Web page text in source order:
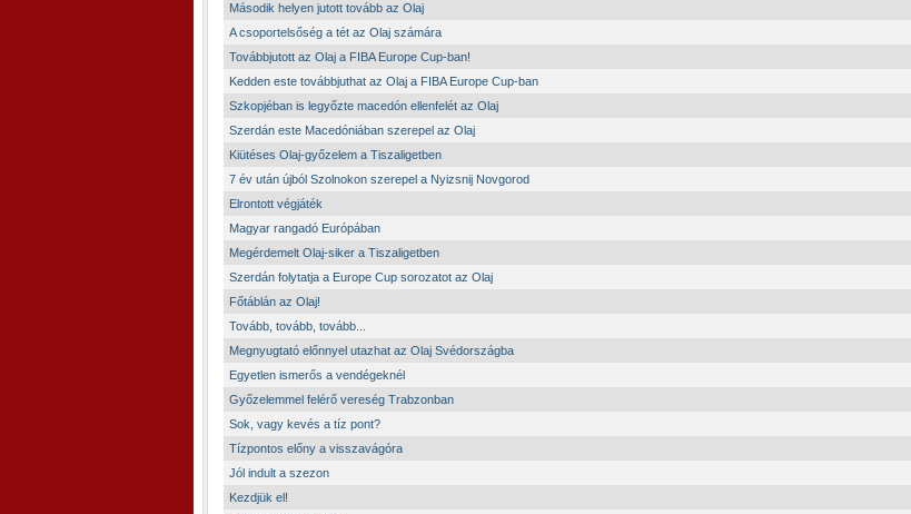
Második helyen jutott tovább az Olaj
A csoportelsőség a tét az Olaj számára
Továbbjutott az Olaj a FIBA Europe Cup-ban!
Kedden este továbbjuthat az Olaj a FIBA Europe Cup-ban
Szkopjéban is legyőzte macedón ellenfelét az Olaj
Szerdán este Macedóniában szerepel az Olaj
Kiütéses Olaj-győzelem a Tiszaligetben
7 év után újból Szolnokon szerepel a Nyizsnij Novgorod
Elrontott végjáték
Magyar rangadó Európában
Megérdemelt Olaj-siker a Tiszaligetben
Szerdán folytatja a Europe Cup sorozatot az Olaj
Főtáblán az Olaj!
Tovább, tovább, tovább...
Megnyugtató előnnyel utazhat az Olaj Svédországba
Egyetlen ismerős a vendégeknél
Győzelemmel felérő vereség Trabzonban
Sok, vagy kevés a tíz pont?
Tízpontos előny a visszavágóra
Jól indult a szezon
Kezdjük el!